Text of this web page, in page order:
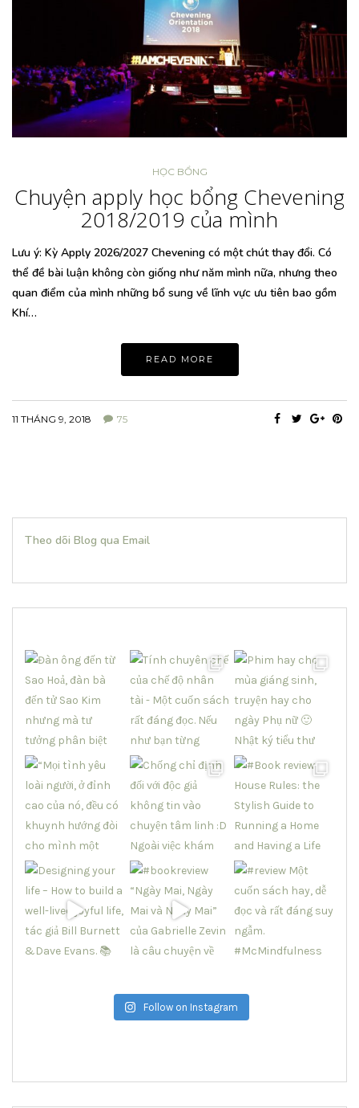
HỌC BỔNG
Chuyện apply học bổng Chevening
2018/2019 của mình
Lưu ý: Kỳ Apply 2026/2027 Chevening có một chút thay đổi. Có
thể đề bài luận không còn giống như năm mình nữa, nhưng theo
quan điểm của mình những bổ sung về lĩnh vực ưu tiên bao gồm
Khí…
READ MORE
11 THÁNG 9, 2018 75
Theo dõi Blog qua Email
Follow on Instagram